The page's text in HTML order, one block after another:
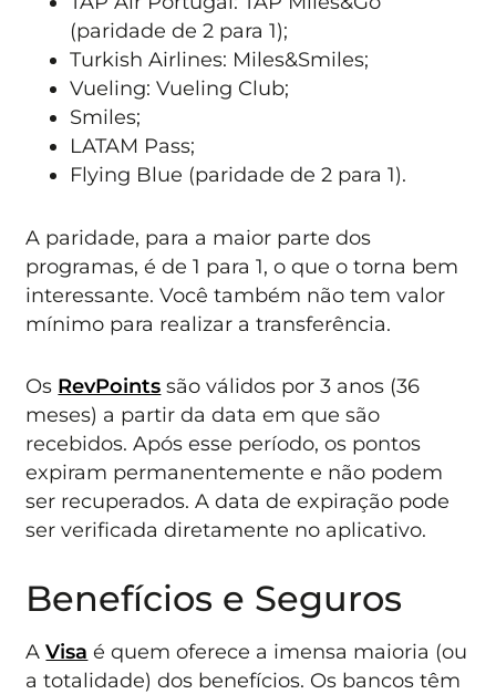
(paridade de 2 para 1);
Turkish Airlines: Miles&Smiles;
Vueling: Vueling Club;
Smiles;
LATAM Pass;
Flying Blue (paridade de 2 para 1).
A paridade, para a maior parte dos
programas, é de 1 para 1, o que o torna bem
interessante. Você também não tem valor
mínimo para realizar a transferência.
Os RevPoints são válidos por 3 anos (36
meses) a partir da data em que são
recebidos. Após esse período, os pontos
expiram permanentemente e não podem
ser recuperados. A data de expiração pode
ser verificada diretamente no aplicativo.
Benefícios e Seguros
AVisa é quem oferece a imensa maioria (ou
a totalidade) dos benefícios. Os bancos têm